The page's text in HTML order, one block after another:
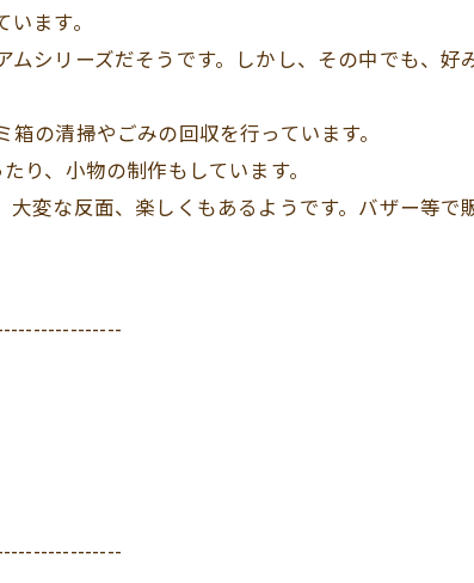
ます。
シリーズだそうです。しかし、その中でも、
の清掃やごみの回収を行っています。
り、小物の制作もしています。
変な反面、楽しくもあるようです。バザー等